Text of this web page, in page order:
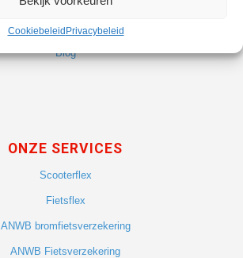
CookiebeleidPrivacybeleid
Vacatures
Blog
ONZE SERVICES
Scooterflex
Fietsflex
ANWB bromfietsverzekering
ANWB Fietsverzekering